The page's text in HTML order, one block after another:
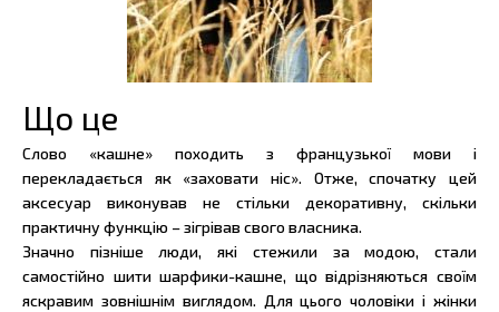
Що це
Слово «кашне» походить з французької мови і
перекладається як «заховати ніс». Отже, спочатку цей
аксесуар виконував не стільки декоративну, скільки
практичну функцію – зігрівав свого власника.
Значно пізніше люди, які стежили за модою, стали
самостійно шити шарфики-кашне, що відрізняються своїм
яскравим зовнішнім виглядом. Для цього чоловіки і жінки